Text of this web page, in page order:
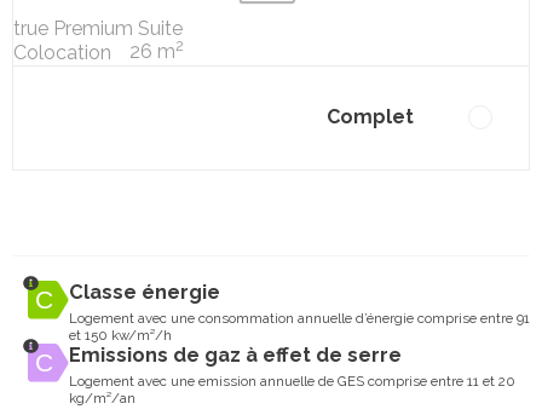
true Premium Suite
Colocation
26 m2
Complet
Classe énergie
Logement avec une consommation annuelle d’énergie comprise entre 91
et 150 kw/m²/h
Emissions de gaz à effet de serre
Logement avec une emission annuelle de GES comprise entre 11 et 20
kg/m²/an